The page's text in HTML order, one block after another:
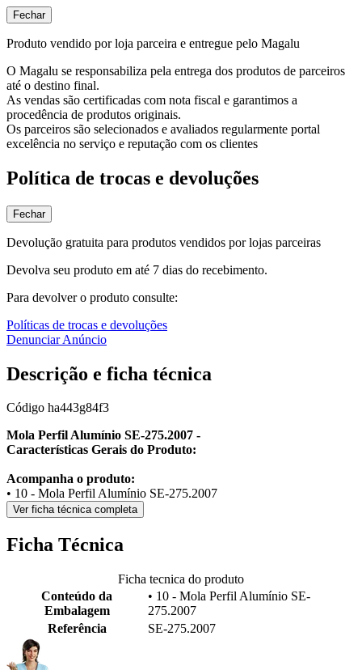
Fechar
Produto vendido por loja parceira e entregue pelo Magalu
O Magalu se responsabiliza pela entrega dos produtos de parceiros
até o destino final.
As vendas são certificadas com nota fiscal e garantimos a
procedência de produtos originais.
Os parceiros são selecionados e avaliados regularmente portal
excelência no serviço e reputação com os clientes
Política de trocas e devoluções
Fechar
Devolução gratuita para produtos vendidos por lojas parceiras
Devolva seu produto em até 7 dias do recebimento.
Para devolver o produto consulte:
Políticas de trocas e devoluções
Denunciar Anúncio
Descrição e ficha técnica
Código ha443g84f3
Mola Perfil Alumínio SE-275.2007 -
Características Gerais do Produto:
Acompanha o produto:
• 10 - Mola Perfil Alumínio SE-275.2007
Ver ficha técnica completa
Ficha Técnica
Ficha tecnica do produto
Conteúdo da
Embalagem
• 10 - Mola Perfil Alumínio SE-
275.2007
Referência
SE-275.2007